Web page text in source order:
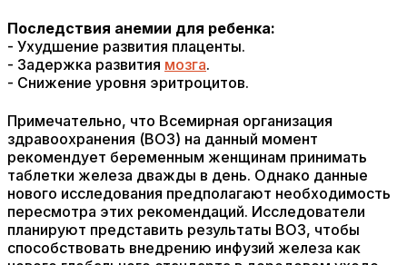
Последствия анемии для ребенка:
- Ухудшение развития плаценты.
- Задержка развития мозга.
- Снижение уровня эритроцитов.
Примечательно, что Всемирная организация
здравоохранения (ВОЗ) на данный момент
рекомендует беременным женщинам принимать
таблетки железа дважды в день. Однако данные
нового исследования предполагают необходимость
пересмотра этих рекомендаций. Исследователи
планируют представить результаты ВОЗ, чтобы
способствовать внедрению инфузий железа как